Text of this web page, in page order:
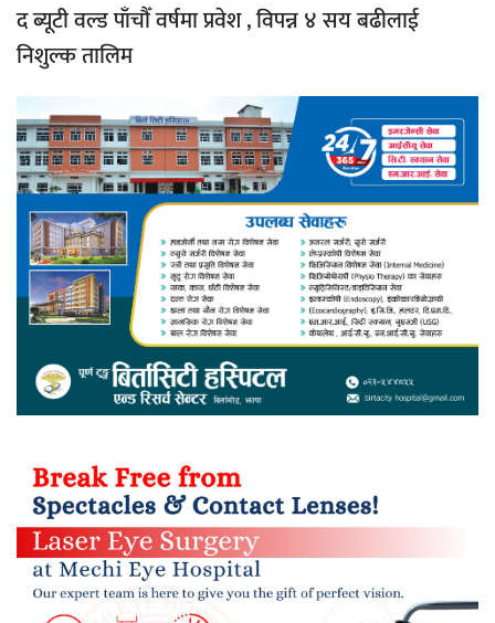
द ब्यूटी वल्ड पाँचौँ वर्षमा प्रवेश , विपन्न ४ सय बढीलाई
निशुल्क तालिम